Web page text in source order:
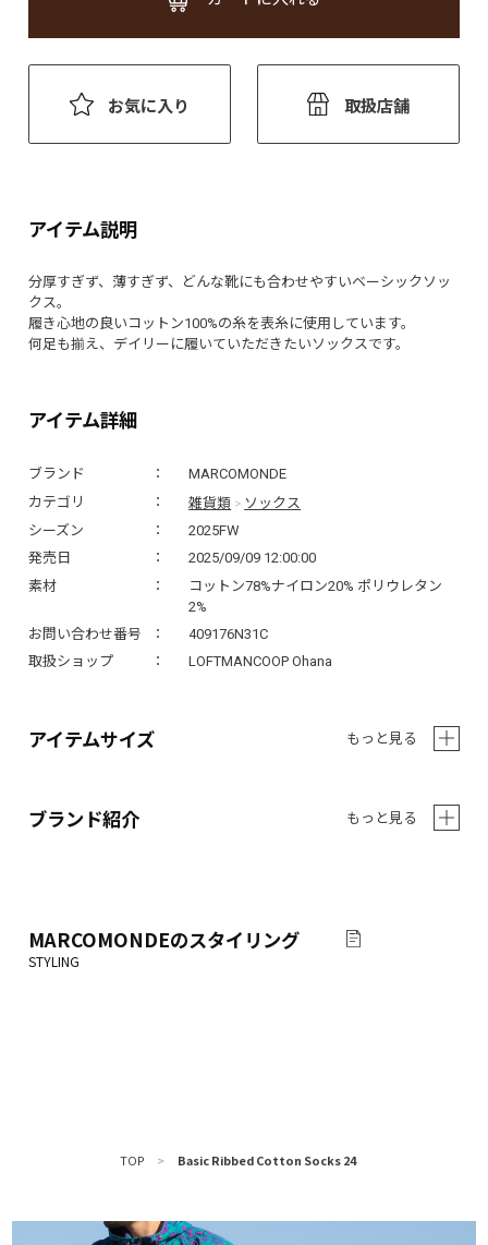
お気に入り 取扱店舗
アイテム詳細
ブランド
MARCOMONDE
カテゴリ
雑貨類 > ソックス
シーズン
2025FW
発売日
2025/09/09 12:00:00
素材
コットン78%ナイロン20% ポリウレタン
2%
お問い合わせ番号
409176N31C
取扱ショップ
LOFTMANCOOP Ohana
アイテム説明
分厚すぎず、薄すぎず、どんな靴にも合わせやすいベーシックソッ
クス。
履き心地の良いコットン100%の糸を表糸に使用しています。
何足も揃え、デイリーに履いていただきたいソックスです。
アイテムサイズ もっと見る
ブランド紹介 もっと見る
MARCOMONDEのスタイリング
TOP > Basic Ribbed Cotton Socks 24